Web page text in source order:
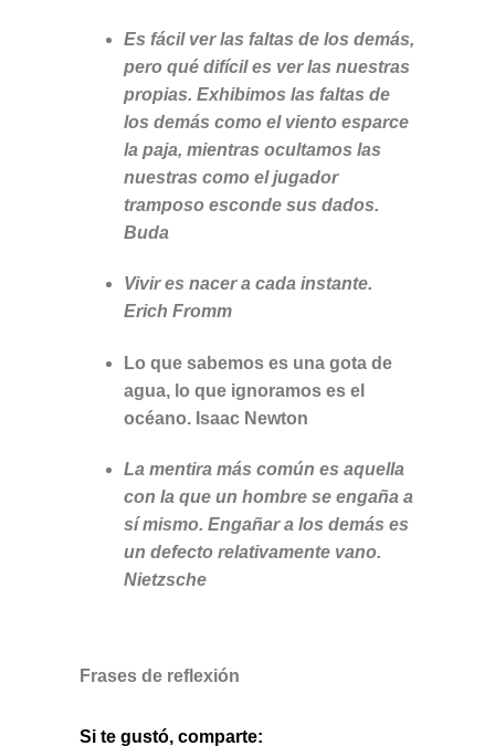
Es fácil ver las faltas de los demás,
pero qué difícil es ver las nuestras
propias. Exhibimos las faltas de
los demás como el viento esparce
la paja, mientras ocultamos las
nuestras como el jugador
tramposo esconde sus dados.
Buda
Vivir es nacer a cada instante.
Erich Fromm
Lo que sabemos es una gota de
agua, lo que ignoramos es el
océano. Isaac Newton
La mentira más común es aquella
con la que un hombre se engaña a
sí mismo. Engañar a los demás es
un defecto relativamente vano.
Nietzsche
Frases de reflexión
Si te gustó, comparte: